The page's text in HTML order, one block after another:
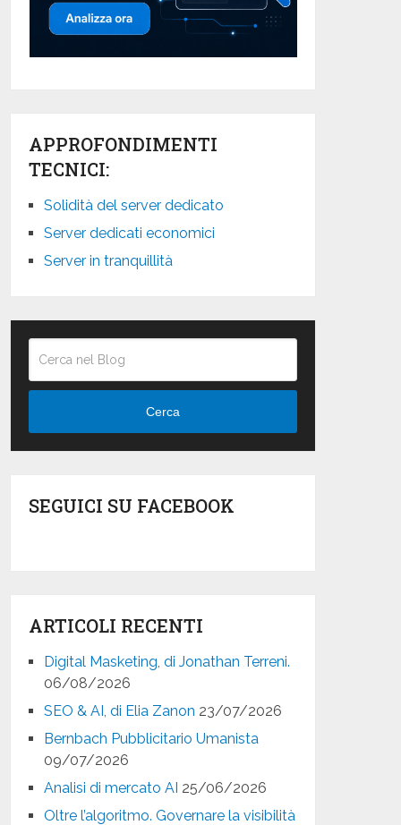
APPROFONDIMENTI
TECNICI:
Solidità del server dedicato
Server dedicati economici
Server in tranquillità
Cerca
SEGUICI SU FACEBOOK
ARTICOLI RECENTI
Digital Masketing, di Jonathan Terreni.
06/08/2026
SEO & AI, di Elia Zanon 23/07/2026
Bernbach Pubblicitario Umanista
09/07/2026
Analisi di mercato AI 25/06/2026
Oltre l’algoritmo. Governare la visibilità